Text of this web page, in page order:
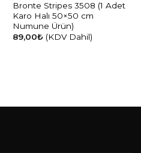
Bronte Stripes 3508 (1 Adet
Karo Halı 50×50 cm
Numune Ürün)
89,00₺ (KDV Dahil)